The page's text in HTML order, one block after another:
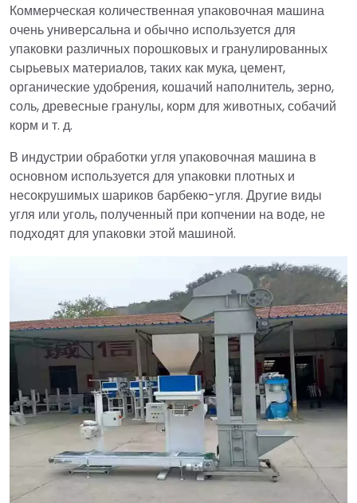
Коммерческая количественная упаковочная машина
очень универсальна и обычно используется для
упаковки различных порошковых и гранулированных
сырьевых материалов, таких как мука, цемент,
органические удобрения, кошачий наполнитель, зерно,
соль, древесные гранулы, корм для животных, собачий
корм и т. д.
В индустрии обработки угля упаковочная машина в
основном используется для упаковки плотных и
несокрушимых шариков барбекю-угля. Другие виды
угля или уголь, полученный при копчении на воде, не
подходят для упаковки этой машиной.